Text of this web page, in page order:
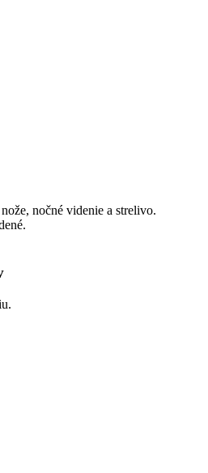
nočné videnie a strelivo.